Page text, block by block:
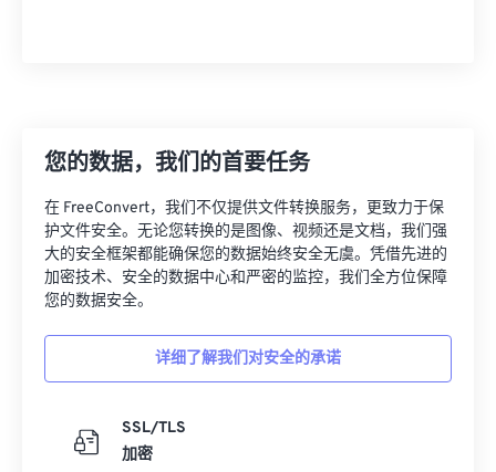
您的数据，我们的首要任务
在 FreeConvert，我们不仅提供文件转换服务，更致力于保
护文件安全。无论您转换的是图像、视频还是文档，我们强
大的安全框架都能确保您的数据始终安全无虞。凭借先进的
加密技术、安全的数据中心和严密的监控，我们全方位保障
您的数据安全。
详细了解我们对安全的承诺
SSL/TLS
加密